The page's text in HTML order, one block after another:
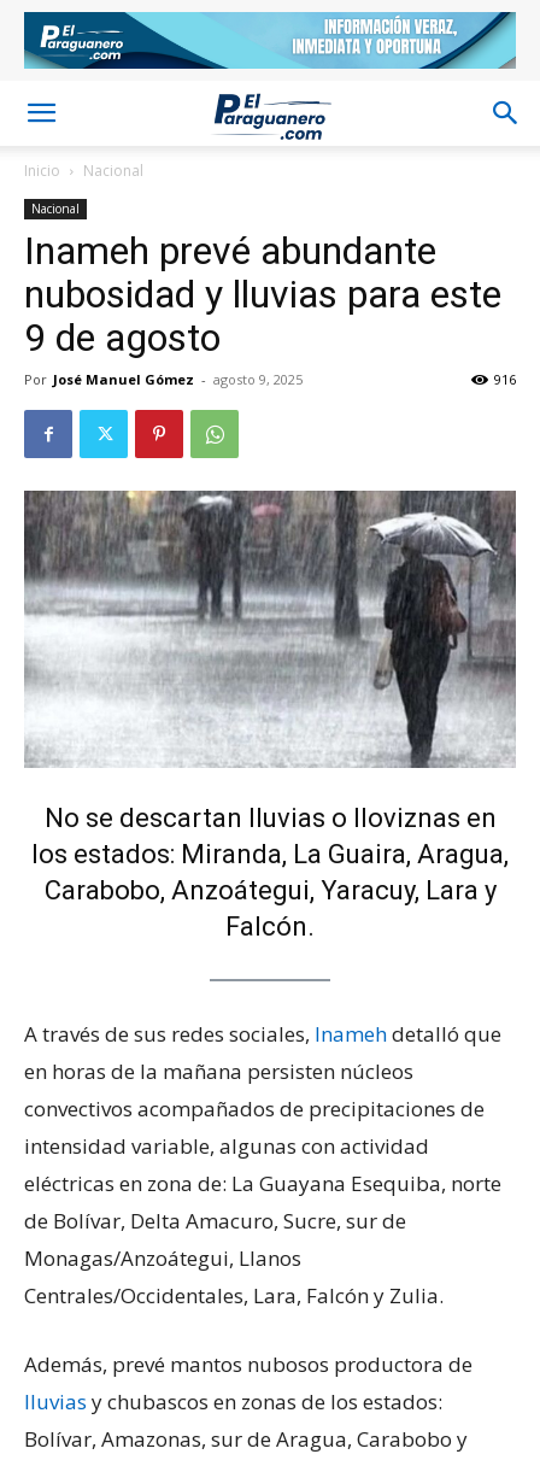
Inicio Nacional
Nacional
Inameh prevé abundante
nubosidad y lluvias para este
9 de agosto
Por José Manuel Gómez - agosto 9, 2025 916
No se descartan lluvias o lloviznas en
los estados: Miranda, La Guaira, Aragua,
Carabobo, Anzoátegui, Yaracuy, Lara y
Falcón.
A través de sus redes sociales, Inamehdetalló que
en horas de la mañana persisten núcleos
convectivos acompañados de precipitaciones de
intensidad variable, algunas con actividad
eléctricas en zona de: La Guayana Esequiba, norte
de Bolívar, Delta Amacuro, Sucre, sur de
Monagas/Anzoátegui, Llanos
Centrales/Occidentales, Lara, Falcón y Zulia.
Además, prevé mantos nubosos productora de
lluvias y chubascos en zonas de los estados:
Bolívar, Amazonas, sur de Aragua, Carabobo y